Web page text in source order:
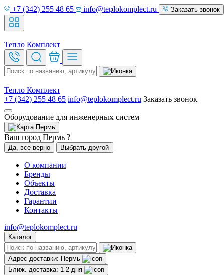
+7 (342) 255 48 65 info@teplokomplect.ru Заказать звонок
Тепло Комплект
Тепло Комплект
+7 (342) 255 48 65 info@teplokomplect.ru Заказать звонок
Оборудование для инженерных систем
Пермь
Ваш город Пермь ?
Да, все верно Выбрать другой
О компании
Бренды
Объекты
Доставка
Гарантии
Контакты
info@teplokomplect.ru
Каталог
Адрес доставки: Пермь
Ближ. доставка: 1-2 дня